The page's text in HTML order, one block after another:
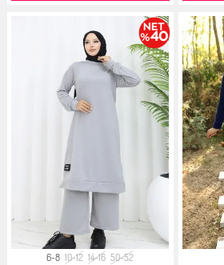
6-8 10-12 14-16 50-52